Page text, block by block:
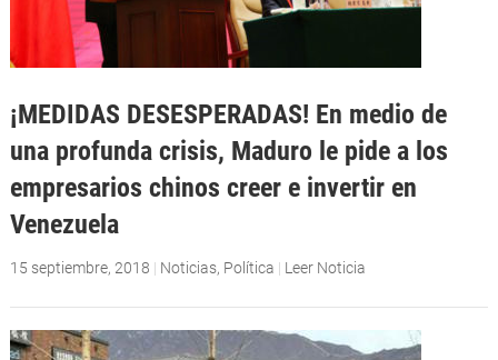
¡MEDIDAS DESESPERADAS! En medio de
una profunda crisis, Maduro le pide a los
empresarios chinos creer e invertir en
Venezuela
15 septiembre, 2018 | Noticias, Política | Leer Noticia